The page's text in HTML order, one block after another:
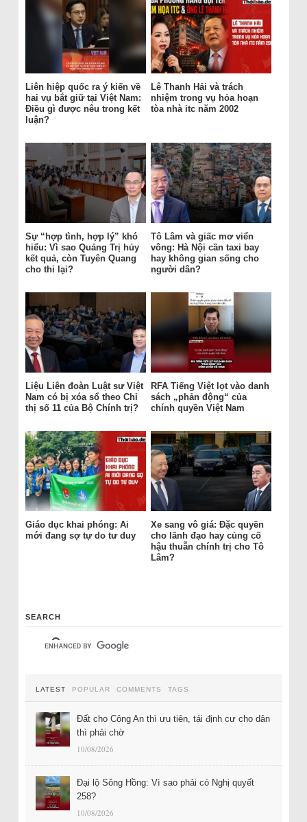
Liên hiệp quốc ra ý kiến về
hai vụ bắt giữ tại Việt Nam:
Điều gì được nêu trong kết
luận?
Lê Thanh Hải và trách
nhiệm trong vụ hỏa hoạn
tòa nhà itc năm 2002
Sự “hợp tình, hợp lý” khó
hiểu: Vì sao Quảng Trị hủy
kết quả, còn Tuyên Quang
cho thi lại?
Tô Lâm và giấc mơ viển
vông: Hà Nội cần taxi bay
hay không gian sống cho
người dân?
Liệu Liên đoàn Luật sư Việt
Nam có bị xóa sổ theo Chỉ
thị số 11 của Bộ Chính trị?
RFA Tiếng Việt lọt vào danh
sách „phản động“ của
chính quyền Việt Nam
Giáo dục khai phóng: Ai
mới đang sợ tự do tư duy
Xe sang vô giá: Đặc quyền
cho lãnh đạo hay củng cố
hậu thuẫn chính trị cho Tô
Lâm?
SEARCH
LATEST POPULAR COMMENTS TAGS
Đất cho Công An thì ưu tiên, tái định cư cho dân
thì phải chờ
10/08/2026
Đại lộ Sông Hồng: Vì sao phải có Nghị quyết
258?
10/08/2026